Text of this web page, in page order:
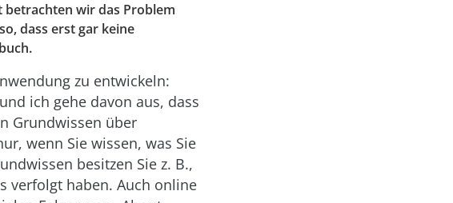
betrachten wir das Problem
dass erst gar keine
zu entwickeln:
ich gehe davon aus, dass
Grundwissen über
wenn Sie wissen, was Sie
besitzen Sie z. B.,
verfolgt haben. Auch online